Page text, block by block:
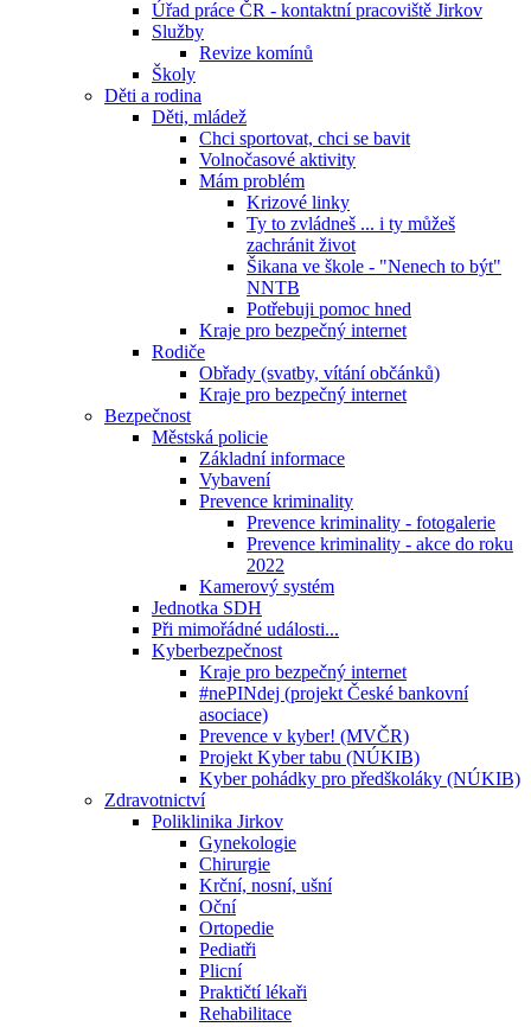
Úřad práce ČR - kontaktní pracoviště Jirkov
Služby
Revize komínů
Školy
Děti a rodina
Děti, mládež
Chci sportovat, chci se bavit
Volnočasové aktivity
Mám problém
Krizové linky
Ty to zvládneš ... i ty můžeš
zachránit život
Šikana ve škole - "Nenech to být"
NNTB
Potřebuji pomoc hned
Kraje pro bezpečný internet
Rodiče
Obřady (svatby, vítání občánků)
Kraje pro bezpečný internet
Bezpečnost
Městská policie
Základní informace
Vybavení
Prevence kriminality
Prevence kriminality - fotogalerie
Prevence kriminality - akce do roku
2022
Kamerový systém
Jednotka SDH
Při mimořádné události...
Kyberbezpečnost
Kraje pro bezpečný internet
#nePINdej (projekt České bankovní
asociace)
Prevence v kyber! (MVČR)
Projekt Kyber tabu (NÚKIB)
Kyber pohádky pro předškoláky (NÚKIB)
Zdravotnictví
Poliklinika Jirkov
Gynekologie
Chirurgie
Krční, nosní, ušní
Oční
Ortopedie
Pediatři
Plicní
Praktičtí lékaři
Rehabilitace